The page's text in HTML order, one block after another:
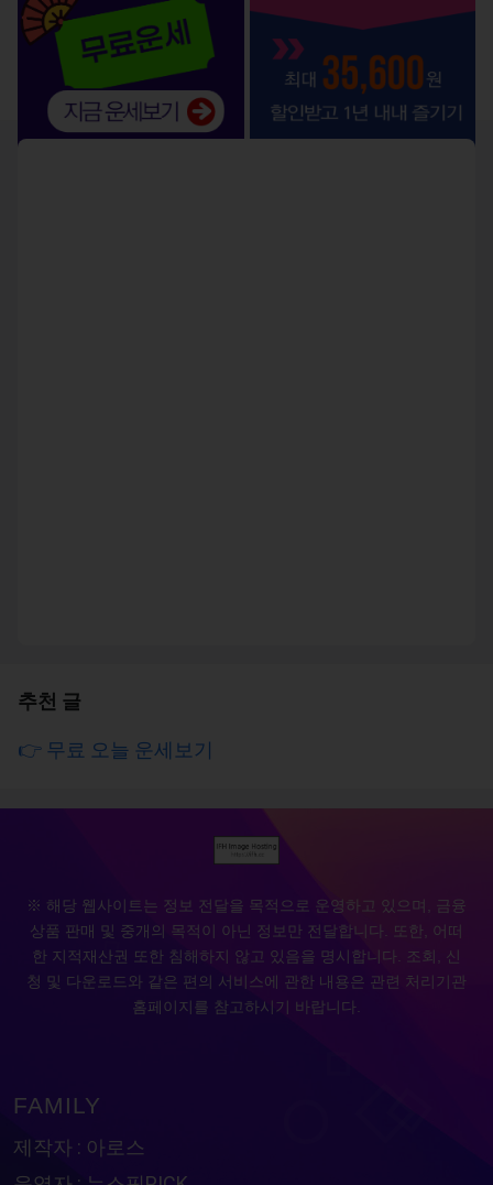
추천 글
👉 무료 오늘 운세보기
※ 해당 웹사이트는 정보 전달을 목적으로 운영하고 있으며, 금융
상품 판매 및 중개의 목적이 아닌 정보만 전달합니다. 또한, 어떠
한 지적재산권 또한 침해하지 않고 있음을 명시합니다. 조회, 신
청 및 다운로드와 같은 편의 서비스에 관한 내용은 관련 처리기관
홈페이지를 참고하시기 바랍니다.
FAMILY
제작자 : 아로스